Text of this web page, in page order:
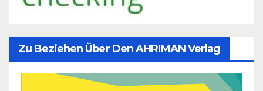
Zu Beziehen Über Den AHRIMAN Verlag